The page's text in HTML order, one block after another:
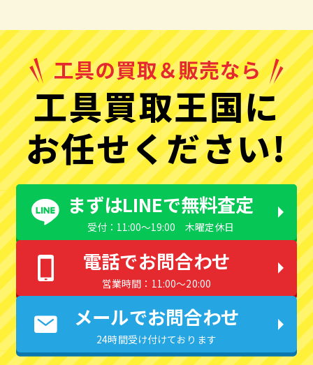
工具買取王国に
お任せください!
まずはLINEで無料査定
受付：11:00〜19:00 木曜定休日
電話でお問合わせ
営業時間：11:00〜20:00
メールでお問合わせ
24時間受け付けております